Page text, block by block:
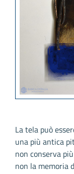
La tela può
una più antica
non conserva
non la memoria